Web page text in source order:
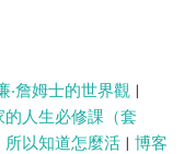
‧詹姆士的世界觀 |
人生必修課（套
以知道怎麼活 | 博客